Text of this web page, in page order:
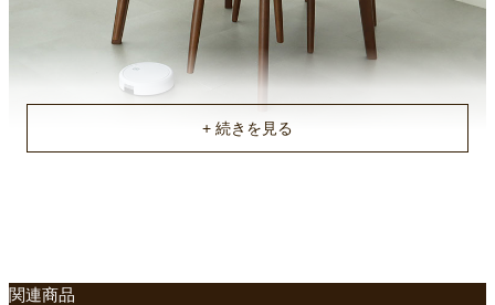
約105x85x11/68x68x91(cm)
約18/7/7kg
関連商品